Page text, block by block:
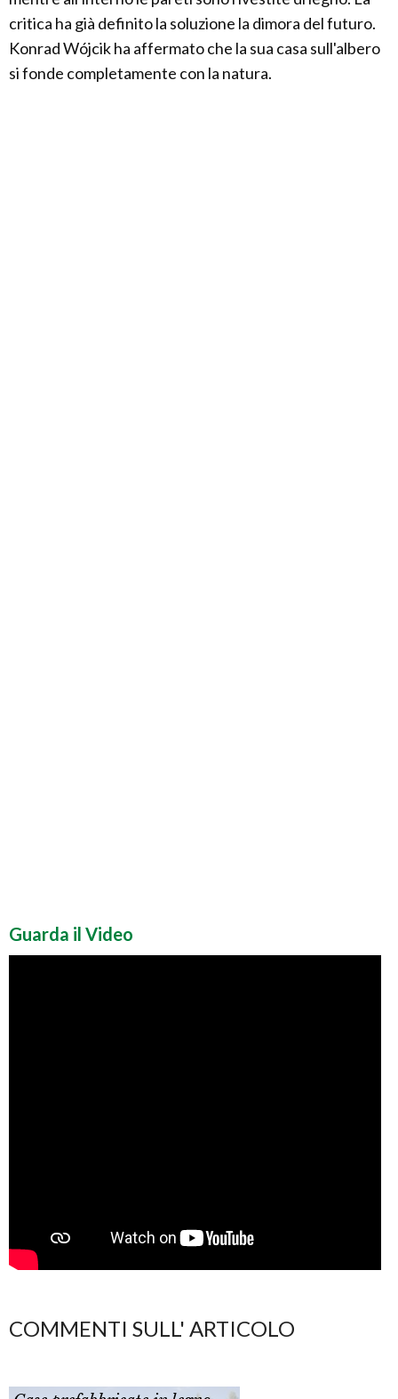
critica ha già definito la soluzione la dimora del futuro.
Konrad Wójcik ha affermato che la sua casa sull'albero
si fonde completamente con la natura.
Guarda il Video
COMMENTI SULL' ARTICOLO